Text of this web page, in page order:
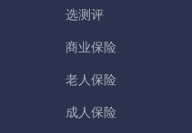
选测评
商业保险
老人保险
成人保险